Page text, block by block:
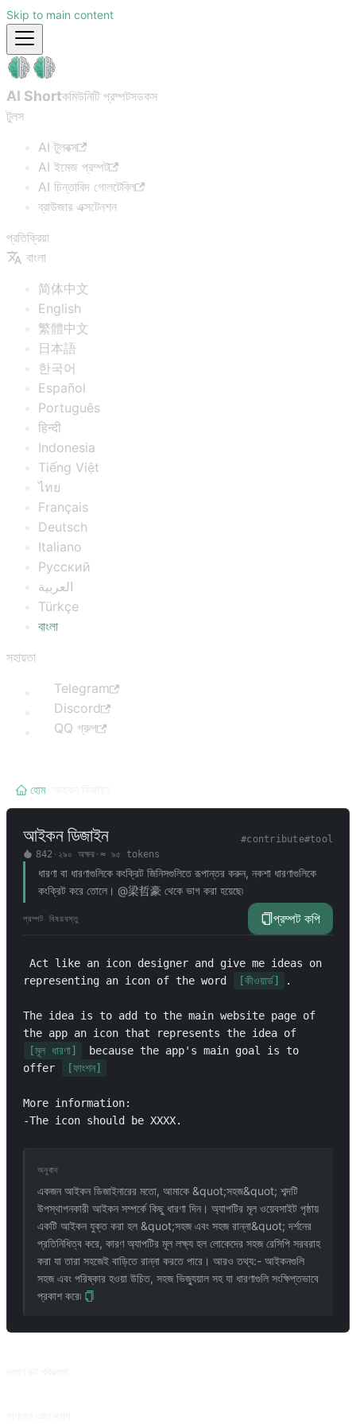
Skip to main content
AI Shortকমিউনিটি প্রম্পটসডকস
টুলস
AI টুলবক্স
AI ইমেজ প্রম্পট
AI চিন্তাবিদ গোলটেবিল
ব্রাউজার এক্সটেনশন
প্রতিক্রিয়া
বাংলা
简体中文
English
繁體中文
日本語
한국어
Español
Português
हिन्दी
Indonesia
Tiếng Việt
ไทย
Français
Deutsch
Italiano
Русский
العربية
Türkçe
বাংলা
সহায়তা
Telegram
Discord
QQ গ্রুপ
হোম
আইকন ডিজাইন #contribute#tool
842 · ২৯০ অক্ষর· ≈ ৯৫ tokens
ধারণা বা ধারণাগুলিকে কংক্রিট জিনিসগুলিতে রূপান্তর করুন, নকশা ধারণাগুলিকে
কংক্রিট করে তোলে। @梁哲豪 থেকে ভাগ করা হয়েছে৷
প্রম্পট বিষয়বস্তু প্রম্পট কপি
representing an icon of the word
[কীওয়ার্ড] .
The idea is to add to the main website page of
the app an icon that represents the idea of
[মূল ধারণা]
because the app's main goal is to
offer
[ফাংশন]
More information:
-The icon should be XXXX.
অনুবাদ
একজন আইকন ডিজাইনারের মতো, আমাকে &quot;সহজ&quot; শব্দটি
উপস্থাপনকারী আইকন সম্পর্কে কিছু ধারণা দিন। অ্যাপটির মূল ওয়েবসাইট পৃষ্ঠায়
একটি আইকন যুক্ত করা হল &quot;সহজ এবং সহজ রান্না&quot; দর্শনের
প্রতিনিধিত্ব করে, কারণ অ্যাপটির মূল লক্ষ্য হল লোকেদের সহজ রেসিপি সরবরাহ
করা যা তারা সহজেই বাড়িতে রান্না করতে পারে। আরও তথ্য:- আইকনগুলি
সহজ এবং পরিষ্কার হওয়া উচিত, সহজ ভিজ্যুয়াল সহ যা ধারণাগুলি সংক্ষিপ্তভাবে
প্রকাশ করে৷